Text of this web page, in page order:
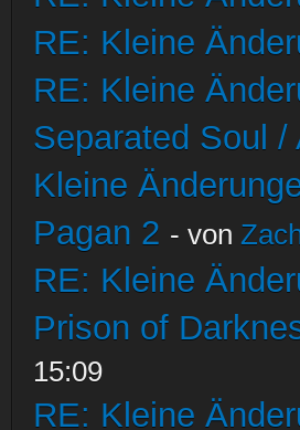
RE: Kleine
RE: Kleine
Separated Soul
Kleine
Pagan 2 - von
RE: Kleine
Prison of
15:09
RE: Kleine